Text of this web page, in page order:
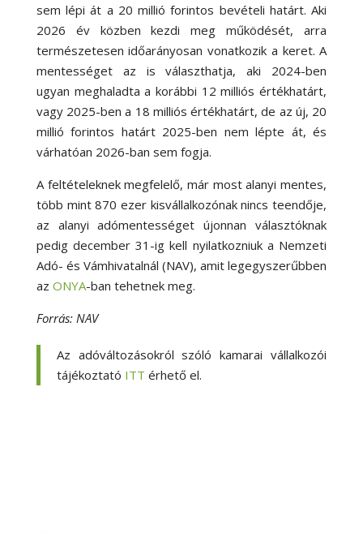
sem lépi át a 20 millió forintos bevételi határt. Aki
2026 év közben kezdi meg működését, arra
természetesen időarányosan vonatkozik a keret. A
mentességet az is választhatja, aki 2024-ben
ugyan meghaladta a korábbi 12 milliós értékhatárt,
vagy 2025-ben a 18 milliós értékhatárt, de az új, 20
millió forintos határt 2025-ben nem lépte át, és
várhatóan 2026-ban sem fogja.
A feltételeknek megfelelő, már most alanyi mentes,
több mint 870 ezer kisvállalkozónak nincs teendője,
az alanyi adómentességet újonnan választóknak
pedig december 31-ig kell nyilatkozniuk a Nemzeti
Adó- és Vámhivatalnál (NAV), amit legegyszerűbben
az ONYA-ban tehetnek meg.
Forrás: NAV
Az adóváltozásokról szóló kamarai vállalkozói
tájékoztató ITT érhető el.